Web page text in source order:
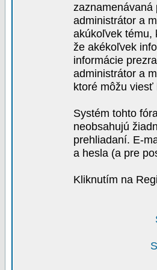
zaznamenávaná
administrátor a
akúkoľvek tému,
že akékoľvek
informácie
administrátor a
ktoré môžu viesť
Systém tohto
neobsahujú
prehliadaní. E-
a hesla (a pre
Kliknutím na